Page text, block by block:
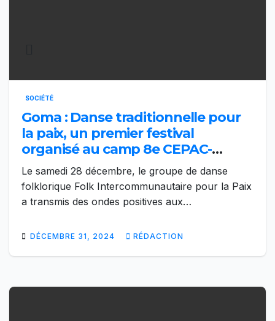
SOCIÉTÉ
Goma : Danse traditionnelle pour
la paix, un premier festival
organisé au camp 8e CEPAC-
Munigi
Le samedi 28 décembre, le groupe de danse
folklorique Folk Intercommunautaire pour la Paix
a transmis des ondes positives aux…
DÉCEMBRE 31, 2024 RÉDACTION